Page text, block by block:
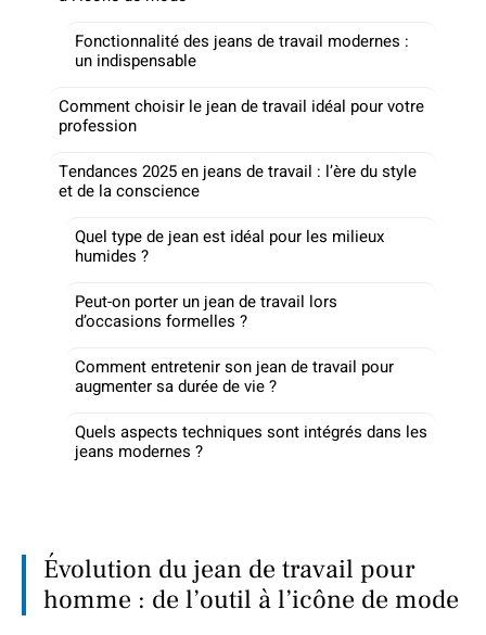
Fonctionnalité des jeans de travail modernes :
un indispensable
Comment choisir le jean de travail idéal pour votre
profession
Tendances 2025 en jeans de travail : l’ère du style
et de la conscience
Quel type de jean est idéal pour les milieux
humides ?
Peut-on porter un jean de travail lors
d’occasions formelles ?
Comment entretenir son jean de travail pour
augmenter sa durée de vie ?
Quels aspects techniques sont intégrés dans les
jeans modernes ?
Évolution du jean de travail pour
homme : de l’outil à l’icône de mode